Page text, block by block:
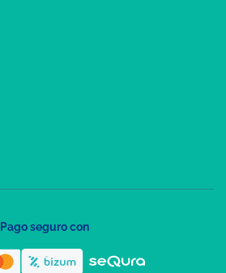
Pago seguro con